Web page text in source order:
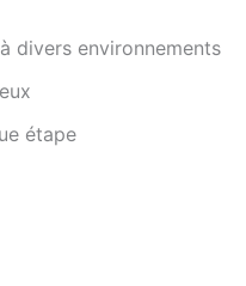
divers environnements
étape